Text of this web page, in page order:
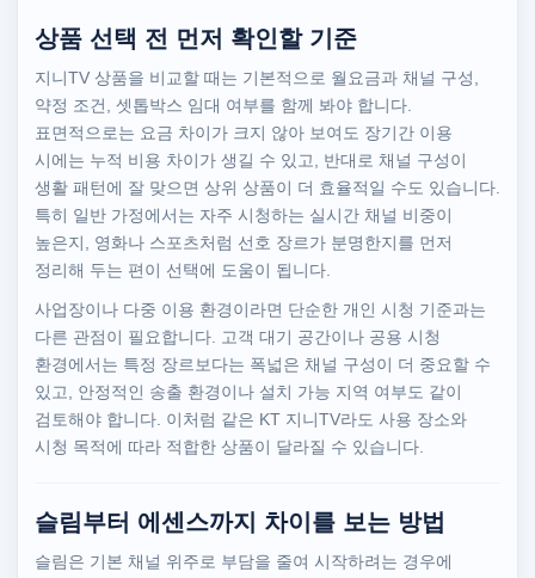
상품 선택 전 먼저 확인할 기준
지니TV 상품을 비교할 때는 기본적으로 월요금과 채널 구성,
약정 조건, 셋톱박스 임대 여부를 함께 봐야 합니다.
표면적으로는 요금 차이가 크지 않아 보여도 장기간 이용
시에는 누적 비용 차이가 생길 수 있고, 반대로 채널 구성이
생활 패턴에 잘 맞으면 상위 상품이 더 효율적일 수도 있습니다.
특히 일반 가정에서는 자주 시청하는 실시간 채널 비중이
높은지, 영화나 스포츠처럼 선호 장르가 분명한지를 먼저
정리해 두는 편이 선택에 도움이 됩니다.
사업장이나 다중 이용 환경이라면 단순한 개인 시청 기준과는
다른 관점이 필요합니다. 고객 대기 공간이나 공용 시청
환경에서는 특정 장르보다는 폭넓은 채널 구성이 더 중요할 수
있고, 안정적인 송출 환경이나 설치 가능 지역 여부도 같이
검토해야 합니다. 이처럼 같은 KT 지니TV라도 사용 장소와
시청 목적에 따라 적합한 상품이 달라질 수 있습니다.
슬림부터 에센스까지 차이를 보는 방법
슬림은 기본 채널 위주로 부담을 줄여 시작하려는 경우에